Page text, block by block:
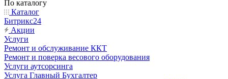
По каталогу
Каталог
Битрикс24
Акции
Услуги
Ремонт и обслуживание ККТ
Ремонт и поверка весового оборудования
Услуги аутсорсинга
Услуга Главный Бухгалтер